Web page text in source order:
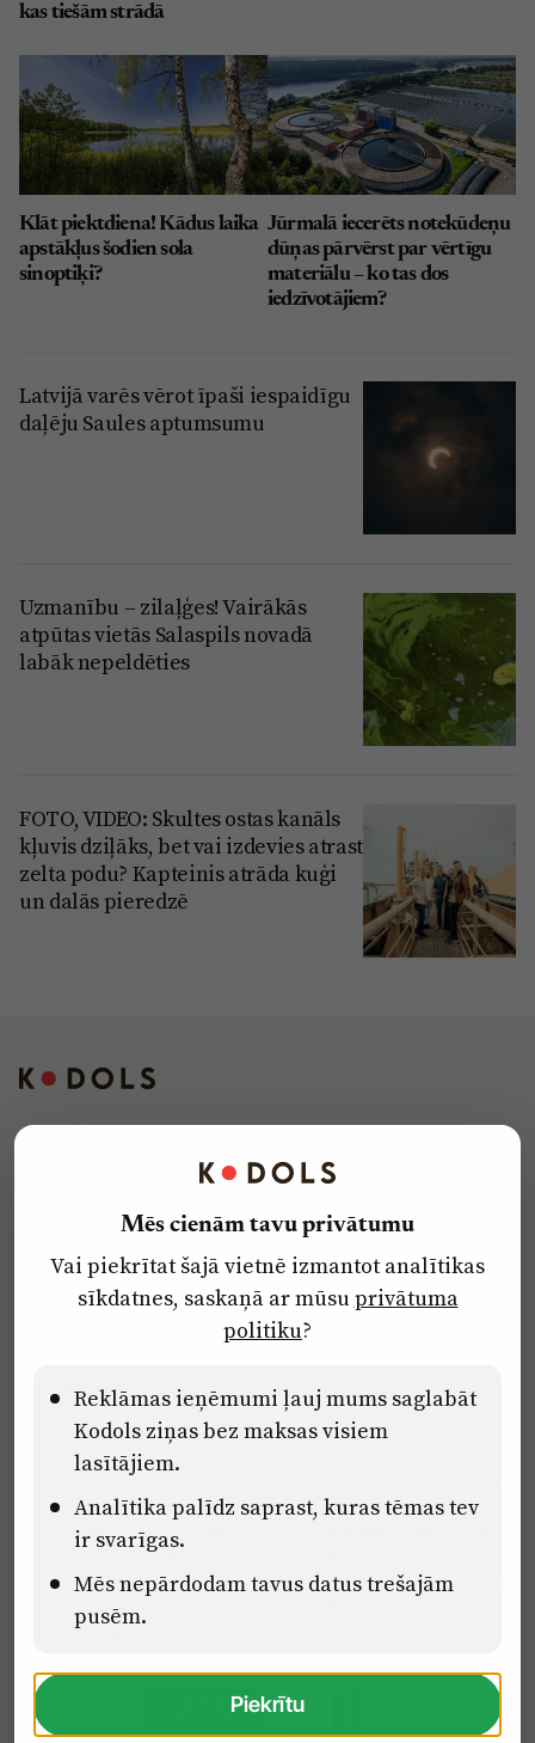
kas tiešām strādā
Klāt piektdiena! Kādus laika
apstākļus šodien sola
sinoptiķi?
Jūrmalā iecerēts notekūdeņu
dūņas pārvērst par vērtīgu
materiālu – ko tas dos
iedzīvotājiem?
Latvijā varēs vērot īpaši iespaidīgu
daļēju Saules aptumsumu
Uzmanību – zilaļģes! Vairākās
atpūtas vietās Salaspils novadā
labāk nepeldēties
FOTO, VIDEO: Skultes ostas kanāls
kļuvis dziļāks, bet vai izdevies atrast
zelta podu? Kapteinis atrāda kuģi
un dalās pieredzē
Privātuma politika
Ētikas kodekss
Pārredzamības paziņojumi
Eiropas Savienības Atveseļošanas un noturības mehānisma plāna
2.2. reformu un investīciju virziena “Uzņēmumu digitālā
transformācija un inovācijas” 2.2.1.5.i. investīcijas “Mediju nozares
uzņēmumu digitālās transformācijas veicināšana” pasākuma
“Mācības mediju nozares speciālistu digitālās kompetences un
zināšanu pilnveidošanai” projektā Latvijas Mediju nozares
kompetenču centrs (2.2.1.5.i.0/2/24/A/CFLA/001).
Mēs cienām tavu privātumu
Vai piekrītat šajā vietnē izmantot analītikas
sīkdatnes, saskaņā ar mūsuprivātuma
politiku?
Reklāmas ieņēmumi ļauj mums saglabāt
Kodols ziņas bez maksas visiem
lasītājiem.
Analītika palīdz saprast, kuras tēmas tev
ir svarīgas.
Mēs nepārdodam tavus datus trešajām
pusēm.
Piekrītu